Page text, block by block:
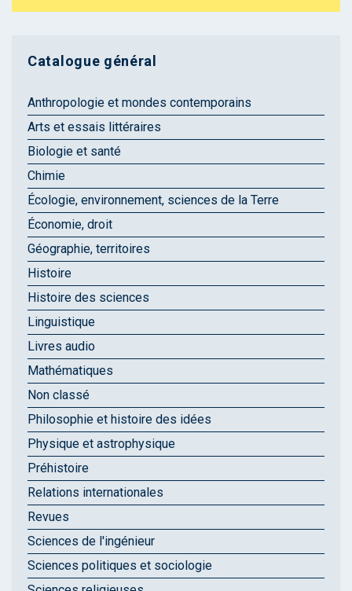
Catalogue général
Anthropologie et mondes contemporains
Arts et essais littéraires
Biologie et santé
Chimie
Écologie, environnement, sciences de la Terre
Économie, droit
Géographie, territoires
Histoire
Histoire des sciences
Linguistique
Livres audio
Mathématiques
Non classé
Philosophie et histoire des idées
Physique et astrophysique
Préhistoire
Relations internationales
Revues
Sciences de l'ingénieur
Sciences politiques et sociologie